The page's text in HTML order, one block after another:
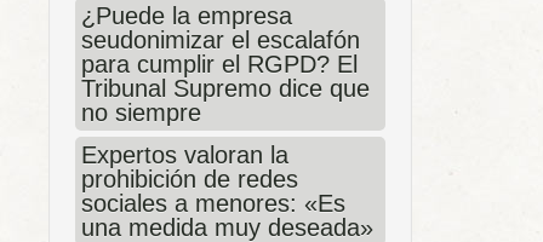
¿Puede la empresa
seudonimizar el escalafón
para cumplir el RGPD? El
Tribunal Supremo dice que
no siempre
Expertos valoran la
prohibición de redes
sociales a menores: «Es
una medida muy deseada»